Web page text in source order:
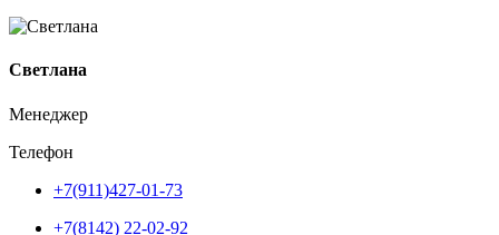
Светлана
Менеджер
Телефон
+7(911)427-01-73
+7(8142) 22-02-92